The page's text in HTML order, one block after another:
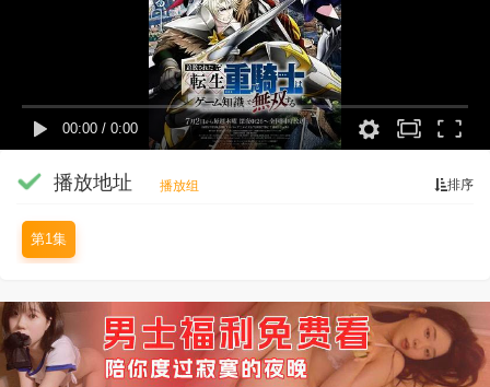
00:00 / 0:00
排序
播放地址 播放组
第1集